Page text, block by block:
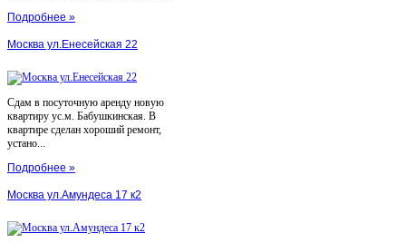
Подробнее »
Москва ул.Енесейская 22
Сдам в посуточную аренду новую
квартиру ус.м. Бабушкинская. В
квартире сделан хороший ремонт,
устано...
Подробнее »
Москва ул.Амундеса 17 к2